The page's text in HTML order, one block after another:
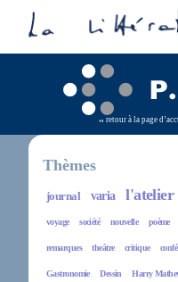
retour à la page
Thèmes
journal varia l'atelier
voyage société nouvelle poème
remarques theâtre critique
Gastronomie Dessin Harry